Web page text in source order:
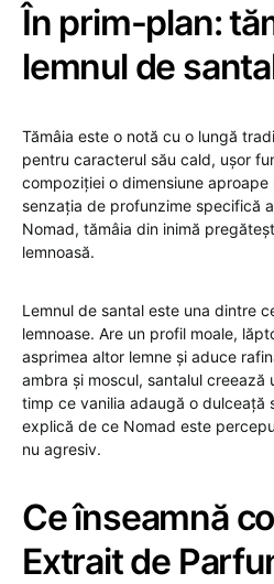
În prim-plan:
lemnul de
Tămâia este o notă cu o lungă
pentru caracterul său cald, ușor
compoziției o dimensiune
senzația de profunzime specifică
Nomad, tămâia din inimă
lemnoasă.
Lemnul de santal este una dintre
lemnoase. Are un profil moale,
asprimea altor lemne și aduce
ambra și moscul, santalul
timp ce vanilia adaugă o dulceață
explică de ce Nomad este
nu agresiv.
Ce înseamnă
Extrait de